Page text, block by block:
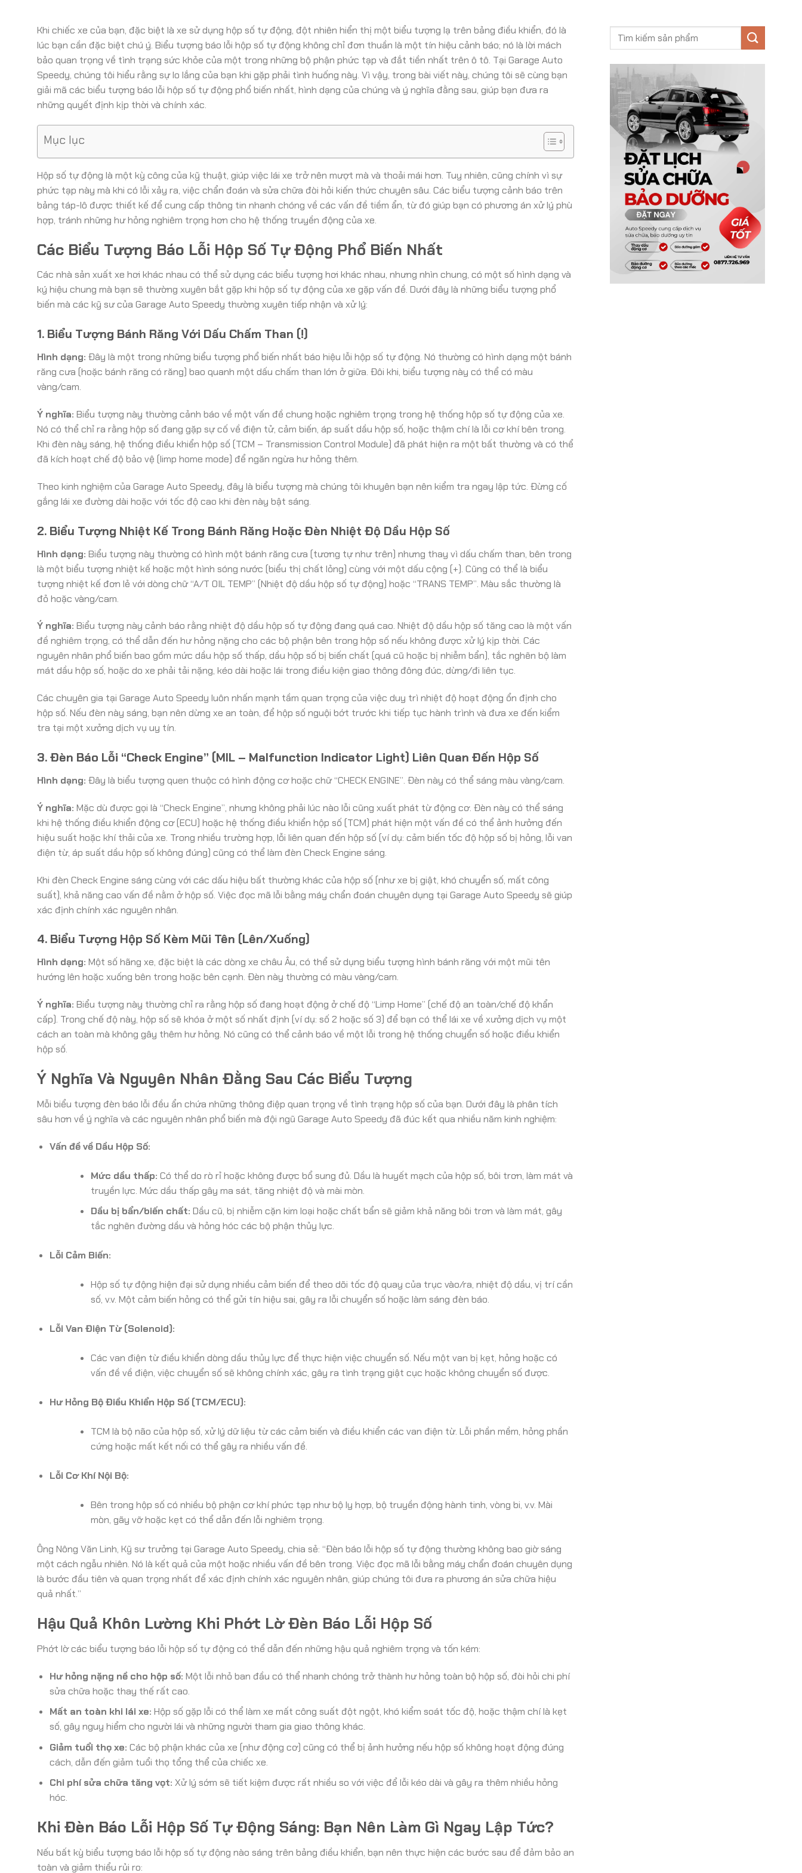
Khi chiếc xe của bạn, đặc biệt là xe sử dụng hộp số tự động, đột nhiên hiển thị một biểu tượng lạ trên bảng điều khiển, đó là
lúc bạn cần đặc biệt chú ý. Biểu tượng báo lỗi hộp số tự động không chỉ đơn thuần là một tín hiệu cảnh báo; nó là lời mách
bảo quan trọng về tình trạng sức khỏe của một trong những bộ phận phức tạp và đắt tiền nhất trên ô tô. Tại Garage Auto
Speedy, chúng tôi hiểu rằng sự lo lắng của bạn khi gặp phải tình huống này. Vì vậy, trong bài viết này, chúng tôi sẽ cùng bạn
giải mã các biểu tượng báo lỗi hộp số tự động phổ biến nhất, hình dạng của chúng và ý nghĩa đằng sau, giúp bạn đưa ra
những quyết định kịp thời và chính xác.
Mục lục
Hộp số tự động là một kỳ công của kỹ thuật, giúp việc lái xe trở nên mượt mà và thoải mái hơn. Tuy nhiên, cũng chính vì sự
phức tạp này mà khi có lỗi xảy ra, việc chẩn đoán và sửa chữa đòi hỏi kiến thức chuyên sâu. Các biểu tượng cảnh báo trên
bảng táp-lô được thiết kế để cung cấp thông tin nhanh chóng về các vấn đề tiềm ẩn, từ đó giúp bạn có phương án xử lý phù
hợp, tránh những hư hỏng nghiêm trọng hơn cho hệ thống truyền động của xe.
Các Biểu Tượng Báo Lỗi Hộp Số Tự Động Phổ Biến Nhất
Các nhà sản xuất xe hơi khác nhau có thể sử dụng các biểu tượng hơi khác nhau, nhưng nhìn chung, có một số hình dạng và
ký hiệu chung mà bạn sẽ thường xuyên bắt gặp khi hộp số tự động của xe gặp vấn đề. Dưới đây là những biểu tượng phổ
biến mà các kỹ sư của Garage Auto Speedy thường xuyên tiếp nhận và xử lý:
1. Biểu Tượng Bánh Răng Với Dấu Chấm Than (!)
Hình dạng: Đây là một trong những biểu tượng phổ biến nhất báo hiệu lỗi hộp số tự động. Nó thường có hình dạng một bánh
răng cưa (hoặc bánh răng có răng) bao quanh một dấu chấm than lớn ở giữa. Đôi khi, biểu tượng này có thể có màu
vàng/cam.
Ý nghĩa: Biểu tượng này thường cảnh báo về một vấn đề chung hoặc nghiêm trọng trong hệ thống hộp số tự động của xe.
Nó có thể chỉ ra rằng hộp số đang gặp sự cố về điện tử, cảm biến, áp suất dầu hộp số, hoặc thậm chí là lỗi cơ khí bên trong.
Khi đèn này sáng, hệ thống điều khiển hộp số (TCM – Transmission Control Module) đã phát hiện ra một bất thường và có thể
đã kích hoạt chế độ bảo vệ (limp home mode) để ngăn ngừa hư hỏng thêm.
Theo kinh nghiệm của Garage Auto Speedy, đây là biểu tượng mà chúng tôi khuyên bạn nên kiểm tra ngay lập tức. Đừng cố
gắng lái xe đường dài hoặc với tốc độ cao khi đèn này bật sáng.
2. Biểu Tượng Nhiệt Kế Trong Bánh Răng Hoặc Đèn Nhiệt Độ Dầu Hộp Số
Hình dạng: Biểu tượng này thường có hình một bánh răng cưa (tương tự như trên) nhưng thay vì dấu chấm than, bên trong
là một biểu tượng nhiệt kế hoặc một hình sóng nước (biểu thị chất lỏng) cùng với một dấu cộng (+). Cũng có thể là biểu
tượng nhiệt kế đơn lẻ với dòng chữ “A/T OIL TEMP” (Nhiệt độ dầu hộp số tự động) hoặc “TRANS TEMP”. Màu sắc thường là
đỏ hoặc vàng/cam.
Ý nghĩa: Biểu tượng này cảnh báo rằng nhiệt độ dầu hộp số tự động đang quá cao. Nhiệt độ dầu hộp số tăng cao là một vấn
đề nghiêm trọng, có thể dẫn đến hư hỏng nặng cho các bộ phận bên trong hộp số nếu không được xử lý kịp thời. Các
nguyên nhân phổ biến bao gồm mức dầu hộp số thấp, dầu hộp số bị biến chất (quá cũ hoặc bị nhiễm bẩn), tắc nghẽn bộ làm
mát dầu hộp số, hoặc do xe phải tải nặng, kéo dài hoặc lái trong điều kiện giao thông đông đúc, dừng/đi liên tục.
Các chuyên gia tại Garage Auto Speedy luôn nhấn mạnh tầm quan trọng của việc duy trì nhiệt độ hoạt động ổn định cho
hộp số. Nếu đèn này sáng, bạn nên dừng xe an toàn, để hộp số nguội bớt trước khi tiếp tục hành trình và đưa xe đến kiểm
tra tại một xưởng dịch vụ uy tín.
3. Đèn Báo Lỗi “Check Engine” (MIL – Malfunction Indicator Light) Liên Quan Đến Hộp Số
Hình dạng: Đây là biểu tượng quen thuộc có hình động cơ hoặc chữ “CHECK ENGINE”. Đèn này có thể sáng màu vàng/cam.
Ý nghĩa: Mặc dù được gọi là “Check Engine”, nhưng không phải lúc nào lỗi cũng xuất phát từ động cơ. Đèn này có thể sáng
khi hệ thống điều khiển động cơ (ECU) hoặc hệ thống điều khiển hộp số (TCM) phát hiện một vấn đề có thể ảnh hưởng đến
hiệu suất hoặc khí thải của xe. Trong nhiều trường hợp, lỗi liên quan đến hộp số (ví dụ: cảm biến tốc độ hộp số bị hỏng, lỗi van
điện từ, áp suất dầu hộp số không đúng) cũng có thể làm đèn Check Engine sáng.
Khi đèn Check Engine sáng cùng với các dấu hiệu bất thường khác của hộp số (như xe bị giật, khó chuyển số, mất công
suất), khả năng cao vấn đề nằm ở hộp số. Việc đọc mã lỗi bằng máy chẩn đoán chuyên dụng tại Garage Auto Speedy sẽ giúp
xác định chính xác nguyên nhân.
4. Biểu Tượng Hộp Số Kèm Mũi Tên (Lên/Xuống)
Hình dạng: Một số hãng xe, đặc biệt là các dòng xe châu Âu, có thể sử dụng biểu tượng hình bánh răng với một mũi tên
hướng lên hoặc xuống bên trong hoặc bên cạnh. Đèn này thường có màu vàng/cam.
Ý nghĩa: Biểu tượng này thường chỉ ra rằng hộp số đang hoạt động ở chế độ “Limp Home” (chế độ an toàn/chế độ khẩn
cấp). Trong chế độ này, hộp số sẽ khóa ở một số nhất định (ví dụ: số 2 hoặc số 3) để bạn có thể lái xe về xưởng dịch vụ một
cách an toàn mà không gây thêm hư hỏng. Nó cũng có thể cảnh báo về một lỗi trong hệ thống chuyển số hoặc điều khiển
hộp số.
Ý Nghĩa Và Nguyên Nhân Đằng Sau Các Biểu Tượng
Mỗi biểu tượng đèn báo lỗi đều ẩn chứa những thông điệp quan trọng về tình trạng hộp số của bạn. Dưới đây là phân tích
sâu hơn về ý nghĩa và các nguyên nhân phổ biến mà đội ngũ Garage Auto Speedy đã đúc kết qua nhiều năm kinh nghiệm:
Vấn đề về Dầu Hộp Số:
Mức dầu thấp: Có thể do rò rỉ hoặc không được bổ sung đủ. Dầu là huyết mạch của hộp số, bôi trơn, làm mát và
truyền lực. Mức dầu thấp gây ma sát, tăng nhiệt độ và mài mòn.
Dầu bị bẩn/biến chất: Dầu cũ, bị nhiễm cặn kim loại hoặc chất bẩn sẽ giảm khả năng bôi trơn và làm mát, gây
tắc nghẽn đường dầu và hỏng hóc các bộ phận thủy lực.
Lỗi Cảm Biến:
Hộp số tự động hiện đại sử dụng nhiều cảm biến để theo dõi tốc độ quay của trục vào/ra, nhiệt độ dầu, vị trí cần
số, v.v. Một cảm biến hỏng có thể gửi tín hiệu sai, gây ra lỗi chuyển số hoặc làm sáng đèn báo.
Lỗi Van Điện Từ (Solenoid):
Các van điện từ điều khiển dòng dầu thủy lực để thực hiện việc chuyển số. Nếu một van bị kẹt, hỏng hoặc có
vấn đề về điện, việc chuyển số sẽ không chính xác, gây ra tình trạng giật cục hoặc không chuyển số được.
Hư Hỏng Bộ Điều Khiển Hộp Số (TCM/ECU):
TCM là bộ não của hộp số, xử lý dữ liệu từ các cảm biến và điều khiển các van điện từ. Lỗi phần mềm, hỏng phần
cứng hoặc mất kết nối có thể gây ra nhiều vấn đề.
Lỗi Cơ Khí Nội Bộ:
Bên trong hộp số có nhiều bộ phận cơ khí phức tạp như bộ ly hợp, bộ truyền động hành tinh, vòng bi, v.v. Mài
mòn, gãy vỡ hoặc kẹt có thể dẫn đến lỗi nghiêm trọng.
Ông Nông Văn Linh, Kỹ sư trưởng tại Garage Auto Speedy, chia sẻ: “Đèn báo lỗi hộp số tự động thường không bao giờ sáng
một cách ngẫu nhiên. Nó là kết quả của một hoặc nhiều vấn đề bên trong. Việc đọc mã lỗi bằng máy chẩn đoán chuyên dụng
là bước đầu tiên và quan trọng nhất để xác định chính xác nguyên nhân, giúp chúng tôi đưa ra phương án sửa chữa hiệu
quả nhất.”
Hậu Quả Khôn Lường Khi Phớt Lờ Đèn Báo Lỗi Hộp Số
Phớt lờ các biểu tượng báo lỗi hộp số tự động có thể dẫn đến những hậu quả nghiêm trọng và tốn kém:
Hư hỏng nặng nề cho hộp số: Một lỗi nhỏ ban đầu có thể nhanh chóng trở thành hư hỏng toàn bộ hộp số, đòi hỏi chi phí
sửa chữa hoặc thay thế rất cao.
Mất an toàn khi lái xe: Hộp số gặp lỗi có thể làm xe mất công suất đột ngột, khó kiểm soát tốc độ, hoặc thậm chí là kẹt
số, gây nguy hiểm cho người lái và những người tham gia giao thông khác.
Giảm tuổi thọ xe: Các bộ phận khác của xe (như động cơ) cũng có thể bị ảnh hưởng nếu hộp số không hoạt động đúng
cách, dẫn đến giảm tuổi thọ tổng thể của chiếc xe.
Chi phí sửa chữa tăng vọt: Xử lý sớm sẽ tiết kiệm được rất nhiều so với việc để lỗi kéo dài và gây ra thêm nhiều hỏng
hóc.
Khi Đèn Báo Lỗi Hộp Số Tự Động Sáng: Bạn Nên Làm Gì Ngay Lập Tức?
Nếu bất kỳ biểu tượng báo lỗi hộp số tự động nào sáng trên bảng điều khiển, bạn nên thực hiện các bước sau để đảm bảo an
toàn và giảm thiểu rủi ro: